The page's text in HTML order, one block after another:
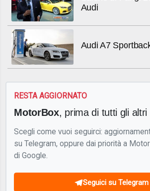
Audi
Audi A7
RESTA AGGIORNATO
MotorBox, prima di tutti gli altri
Scegli come vuoi seguirci:
su Telegram, oppure dai priorità a
di Google.
Seguici su Telegram